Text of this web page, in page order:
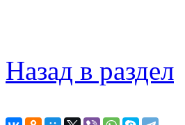
Назад в раздел